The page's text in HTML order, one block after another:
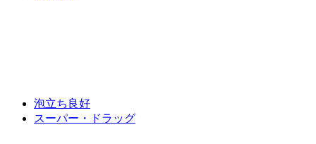
泡立ち良好
スーパー・ドラッグ